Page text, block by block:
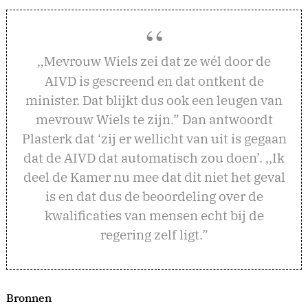
,,Mevrouw Wiels zei dat ze wél door de
AIVD is gescreend en dat ontkent de
minister. Dat blijkt dus ook een leugen van
mevrouw Wiels te zijn.” Dan antwoordt
Plasterk dat ‘zij er wellicht van uit is gegaan
dat de AIVD dat automatisch zou doen’. ,,Ik
deel de Kamer nu mee dat dit niet het geval
is en dat dus de beoordeling over de
kwalificaties van mensen echt bij de
regering zelf ligt.”
Bronnen